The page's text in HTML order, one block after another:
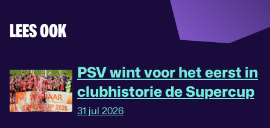
LEES OOK
PSV wint voor het eerst in
clubhistorie de Supercup
31 jul 2026